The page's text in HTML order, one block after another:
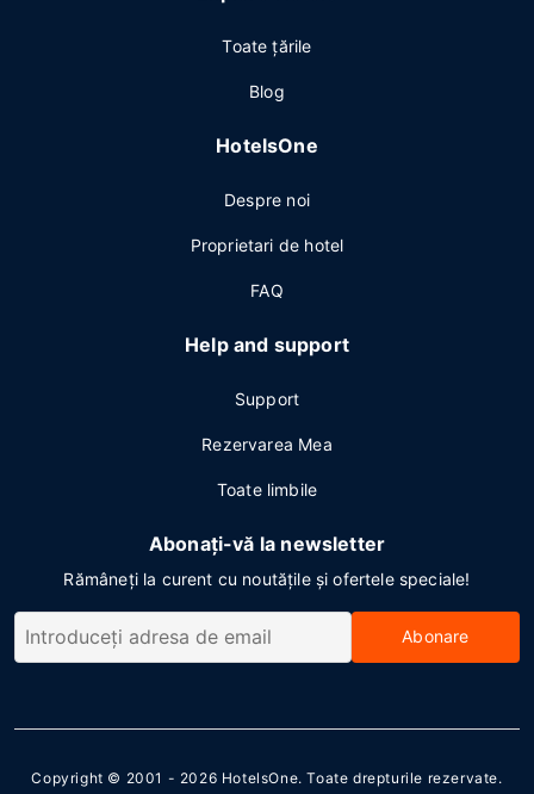
Toate ţările
Blog
HotelsOne
Despre noi
Proprietari de hotel
FAQ
Help and support
Support
Rezervarea Mea
Toate limbile
Abonați-vă la newsletter
Rămâneți la curent cu noutățile și ofertele speciale!
Abonare
Copyright © 2001 - 2026 HotelsOne. Toate drepturile rezervate.